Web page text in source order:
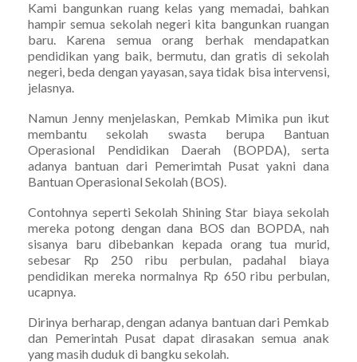
Kami bangunkan ruang kelas yang memadai, bahkan
hampir semua sekolah negeri kita bangunkan ruangan
baru. Karena semua orang berhak mendapatkan
pendidikan yang baik, bermutu, dan gratis di sekolah
negeri, beda dengan yayasan, saya tidak bisa intervensi,
jelasnya.
Namun Jenny menjelaskan, Pemkab Mimika pun ikut
membantu sekolah swasta berupa Bantuan
Operasional Pendidikan Daerah (BOPDA), serta
adanya bantuan dari Pemerimtah Pusat yakni dana
Bantuan Operasional Sekolah (BOS).
Contohnya seperti Sekolah Shining Star biaya sekolah
mereka potong dengan dana BOS dan BOPDA, nah
sisanya baru dibebankan kepada orang tua murid,
sebesar Rp 250 ribu perbulan, padahal biaya
pendidikan mereka normalnya Rp 650 ribu perbulan,
ucapnya.
Dirinya berharap, dengan adanya bantuan dari Pemkab
dan Pemerintah Pusat dapat dirasakan semua anak
yang masih duduk di bangku sekolah.